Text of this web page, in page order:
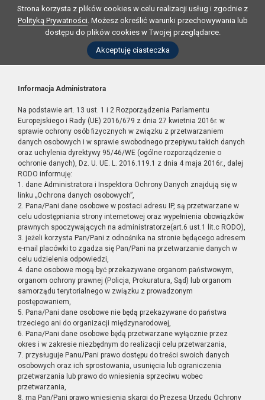
Strona korzysta z plików cookies w celu realizacji usług i zgodnie z
Polityką Prywatności. Możesz określić warunki przechowywania lub
dostępu do plików cookies w Twojej przeglądarce.
Akceptuję ciasteczka
Informacja Administratora
Na podstawie art. 13 ust. 1 i 2 Rozporządzenia Parlamentu
Europejskiego i Rady (UE) 2016/679 z dnia 27 kwietnia 2016r. w
sprawie ochrony osób fizycznych w związku z przetwarzaniem
danych osobowych i w sprawie swobodnego przepływu takich danych
oraz uchylenia dyrektywy 95/46/WE (ogólne rozporządzenie o
ochronie danych), Dz. U. UE. L. 2016.119.1 z dnia 4 maja 2016r., dalej
RODO informuję:
1. dane Administratora i Inspektora Ochrony Danych znajdują się w
linku „Ochrona danych osobowych”,
2. Pana/Pani dane osobowe w postaci adresu IP, są przetwarzane w
celu udostępniania strony internetowej oraz wypełnienia obowiązków
prawnych spoczywających na administratorze(art.6 ust.1 lit.c RODO),
3. jeżeli korzysta Pan/Pani z odnośnika na stronie będącego adresem
e-mail placówki to zgadza się Pan/Pani na przetwarzanie danych w
celu udzielenia odpowiedzi,
4. dane osobowe mogą być przekazywane organom państwowym,
organom ochrony prawnej (Policja, Prokuratura, Sąd) lub organom
samorządu terytorialnego w związku z prowadzonym
postępowaniem,
5. Pana/Pani dane osobowe nie będą przekazywane do państwa
trzeciego ani do organizacji międzynarodowej,
6. Pana/Pani dane osobowe będą przetwarzane wyłącznie przez
okres i w zakresie niezbędnym do realizacji celu przetwarzania,
7. przysługuje Panu/Pani prawo dostępu do treści swoich danych
osobowych oraz ich sprostowania, usunięcia lub ograniczenia
przetwarzania lub prawo do wniesienia sprzeciwu wobec
przetwarzania,
8. ma Pan/Pani prawo wniesienia skargi do Prezesa Urzędu Ochrony